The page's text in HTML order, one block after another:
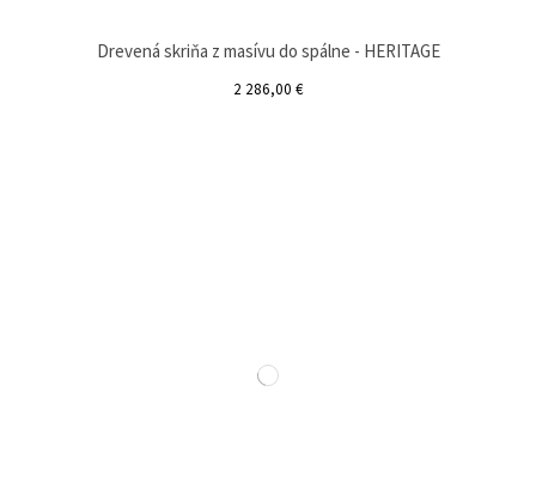
Drevená skriňa z masívu do spálne - HERITAGE
2 286,00 €